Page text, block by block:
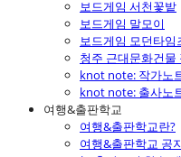
보드게임 서천꽃밭
보드게임 말모이
보드게임 모던타임
청주 근대문화건물
knot note: 작가노
knot note: 출사노
여행&출판학교
여행&출판학교란?
여행&출판학교 공